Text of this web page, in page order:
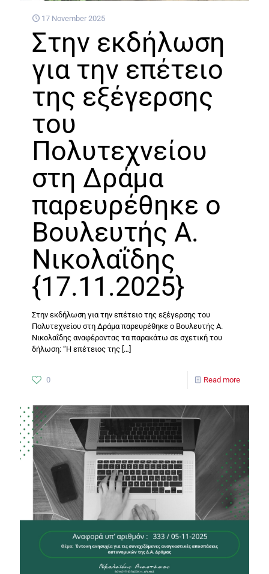
17 November 2025
Στην εκδήλωση
για την επέτειο
της εξέγερσης
του
Πολυτεχνείου
στη Δράμα
παρευρέθηκε ο
Βουλευτής Α.
Νικολαΐδης
{17.11.2025}
Στην εκδήλωση για την επέτειο της εξέγερσης του
Πολυτεχνείου στη Δράμα παρευρέθηκε ο Βουλευτής Α.
Νικολαΐδης αναφέροντας τα παρακάτω σε σχετική του
δήλωση: “Η επέτειος της […]
0 Read more